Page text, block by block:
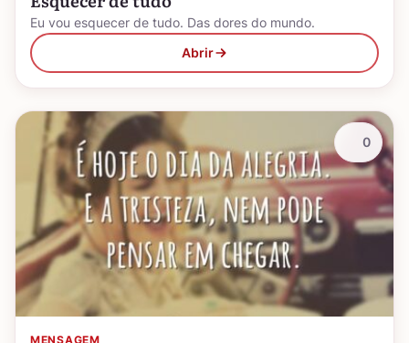
Eu vou esquecer de tudo. Das dores do mundo.
Abrir
MENSAGEM
0